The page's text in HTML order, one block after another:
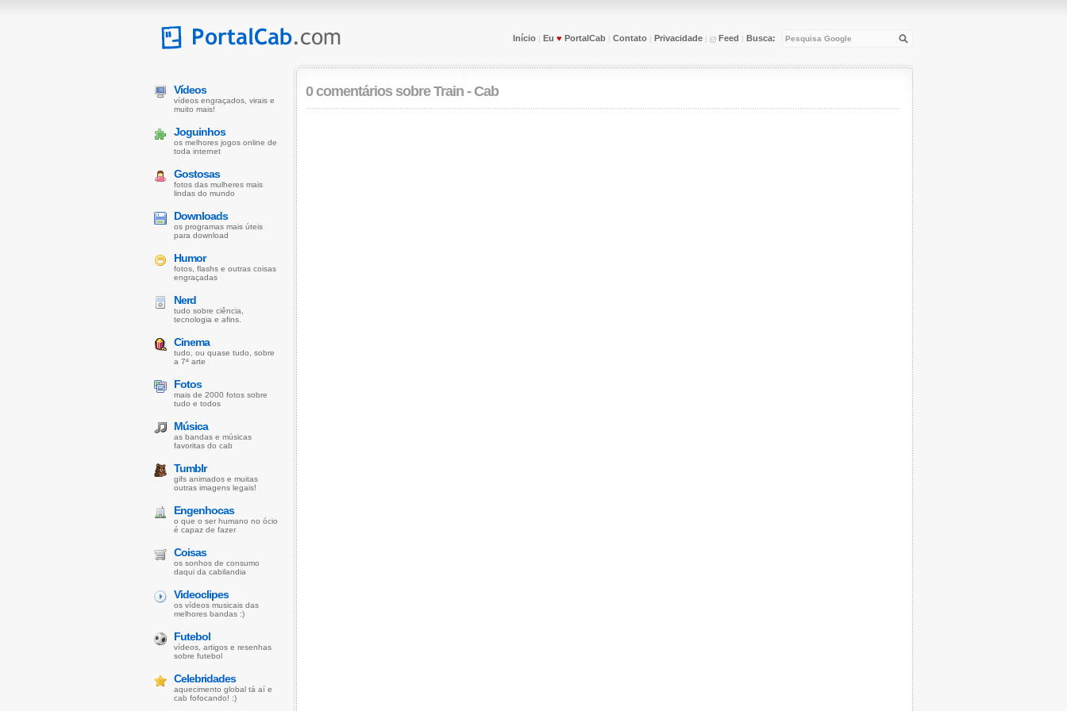
Início | Eu ♥ PortalCab | Contato | Privacidade | Feed | Busca:
0 comentários sobre Train - Cab
Vídeos
vídeos engraçados, virais e
muito mais!
Joguinhos
os melhores jogos online de
toda internet
Gostosas
fotos das mulheres mais
lindas do mundo
Downloads
os programas mais úteis
para download
Humor
fotos, flashs e outras coisas
engraçadas
Nerd
tudo sobre ciência,
tecnologia e afins.
Cinema
tudo, ou quase tudo, sobre
a 7ª arte
Fotos
mais de 2000 fotos sobre
tudo e todos
Música
as bandas e músicas
favoritas do cab
Tumblr
gifs animados e muitas
outras imagens legais!
Engenhocas
o que o ser humano no ócio
é capaz de fazer
Coisas
os sonhos de consumo
daqui da cabilandia
Videoclipes
os vídeos musicais das
melhores bandas :)
Futebol
vídeos, artigos e resenhas
sobre futebol
Celebridades
aquecimento global tá aí e
cab fofocando! :)